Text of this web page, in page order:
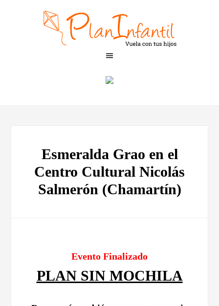
Esmeralda Grao en el
Centro Cultural Nicolás
Salmerón (Chamartín)
Evento Finalizado
PLAN SIN MOCHILA